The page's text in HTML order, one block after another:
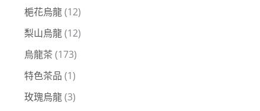
梔花烏龍(12)
梨山烏龍(12)
烏龍茶 (173)
特色茶品 (1)
玫瑰烏龍(3)